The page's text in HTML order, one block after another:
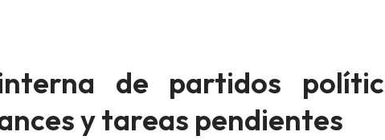
de partidos
y tareas pendientes